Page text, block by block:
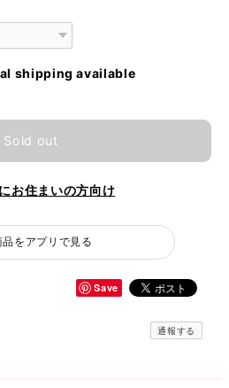
shipping available
Sold out
お住まいの方向け
品をアプリで見る
Save
通報する